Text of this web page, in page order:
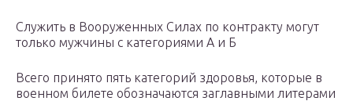
Служить в Вооруженных Силах по контракту могут
только мужчины с категориями А и Б
Всего принято пять категорий здоровья, которые в
военном билете обозначаются заглавными литерами